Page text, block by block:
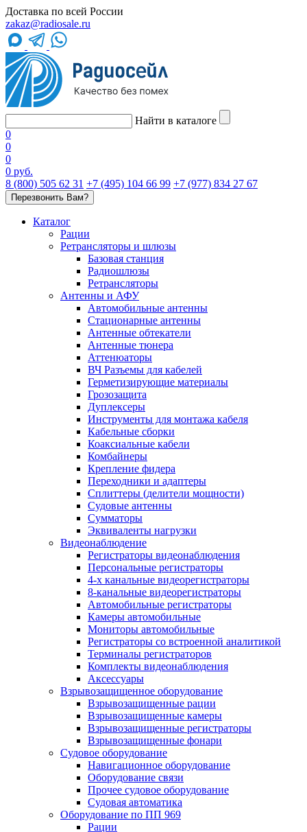
Доставка по всей России
zakaz@radiosale.ru
Найти в каталоге
0
0
0
0 руб.
8 (800) 505 62 31 +7 (495) 104 66 99 +7 (977) 834 27 67
Перезвонить Вам?
Каталог
Рации
Ретрансляторы и шлюзы
Базовая станция
Радиошлюзы
Ретрансляторы
Антенны и АФУ
Автомобильные антенны
Стационарные антенны
Антенные обтекатели
Антенные тюнера
Аттенюаторы
ВЧ Разъемы для кабелей
Герметизирующие материалы
Грозозащита
Дуплексеры
Инструменты для монтажа кабеля
Кабельные сборки
Коаксиальные кабели
Комбайнеры
Крепление фидера
Переходники и адаптеры
Сплиттеры (делители мощности)
Судовые антенны
Сумматоры
Эквиваленты нагрузки
Видеонаблюдение
Регистраторы видеонаблюдения
Персональные регистраторы
4-х канальные видеорегистраторы
8-канальные видеорегистраторы
Автомобильные регистраторы
Камеры автомобильные
Мониторы автомобильные
Регистраторы со встроенной аналитикой
Терминалы регистраторов
Комплекты видеонаблюдения
Аксессуары
Взрывозащищенное оборудование
Взрывозащищенные рации
Взрывозащищенные камеры
Взрывозащищенные регистраторы
Взрывозащищенные фонари
Судовое оборудование
Навигационное оборудование
Оборудование связи
Прочее судовое оборудование
Судовая автоматика
Оборудование по ПП 969
Рации